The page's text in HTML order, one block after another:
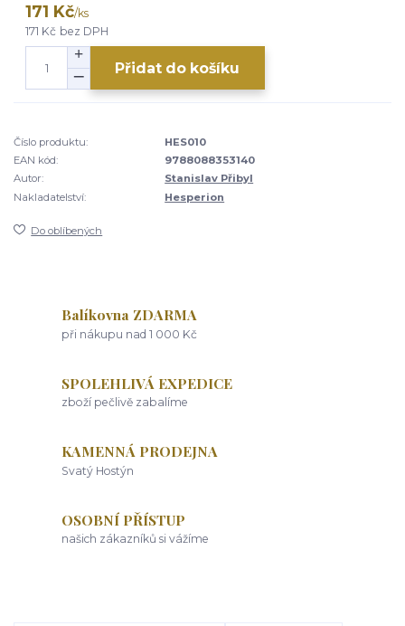
171 Kč/ks
171 Kč bez DPH
Přidat do košíku
Číslo produktu:
HES010
EAN kód:
9788088353140
Autor:
Stanislav Přibyl
Nakladatelství:
Hesperion
Do oblíbených
Balíkovna ZDARMA
při nákupu nad 1 000 Kč
SPOLEHLIVÁ EXPEDICE
zboží pečlivě zabalíme
KAMENNÁ PRODEJNA
Svatý Hostýn
OSOBNÍ PŘÍSTUP
našich zákazníků si vážíme